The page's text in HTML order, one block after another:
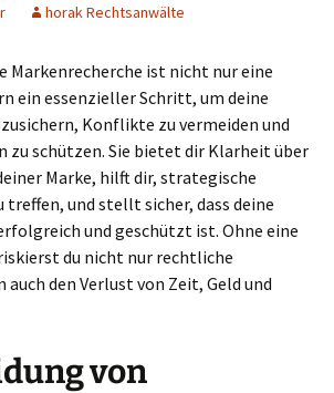
horak Rechtsanwälte
Markenrecherche ist nicht nur eine
ein essenzieller Schritt, um deine
Konflikte zu vermeiden und
zu schützen. Sie bietet dir Klarheit über
Marke, hilft dir, strategische
treffen, und stellt sicher, dass deine
und geschützt ist. Ohne eine
du nicht nur rechtliche
den Verlust von Zeit, Geld und
von